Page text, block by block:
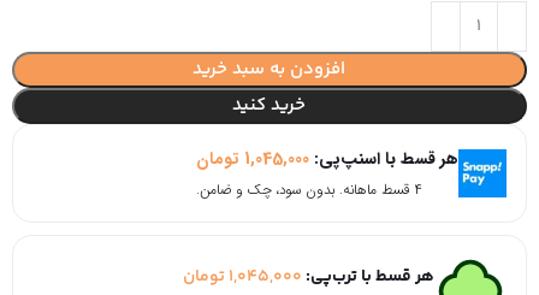
افزودن به سبد خرید
خرید کنید
هر قسط با اسنپ‌پی:1,045,000 تومان
۴ قسط ماهانه. بدون سود، چک و ضامن.
هر قسط با ترب‌پی: 1,045,000تومان